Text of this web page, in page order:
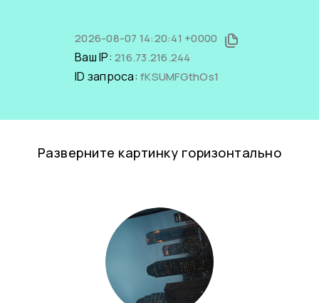
2026-08-07 14:20:41 +0000
Ваш IP: 216.73.216.244
ID запроса: fKSUMFGthOs1
Разверните картинку горизонтально